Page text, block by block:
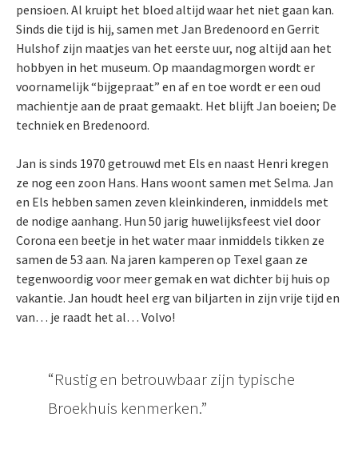
pensioen. Al kruipt het bloed altijd waar het niet gaan kan.
Sinds die tijd is hij, samen met Jan Bredenoord en Gerrit
Hulshof zijn maatjes van het eerste uur, nog altijd aan het
hobbyen in het museum. Op maandagmorgen wordt er
voornamelijk “bijgepraat” en af en toe wordt er een oud
machientje aan de praat gemaakt. Het blijft Jan boeien; De
techniek en Bredenoord.
Jan is sinds 1970 getrouwd met Els en naast Henri kregen
ze nog een zoon Hans. Hans woont samen met Selma. Jan
en Els hebben samen zeven kleinkinderen, inmiddels met
de nodige aanhang. Hun 50 jarig huwelijksfeest viel door
Corona een beetje in het water maar inmiddels tikken ze
samen de 53 aan. Na jaren kamperen op Texel gaan ze
tegenwoordig voor meer gemak en wat dichter bij huis op
vakantie. Jan houdt heel erg van biljarten in zijn vrije tijd en
van… je raadt het al… Volvo!
Rustig en betrouwbaar zijn typische
Broekhuis kenmerken.